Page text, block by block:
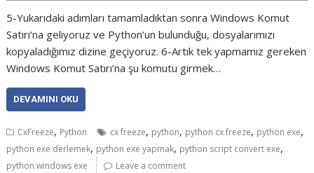
5-Yukarıdaki adımları tamamladıktan sonra Windows Komut
Satırı‘na geliyoruz ve Python‘un bulunduğu, dosyalarımızı
kopyaladığımız dizine geçiyoruz. 6-Artık tek yapmamız gereken
Windows Komut Satırı‘na şu komutu girmek…
DEVAMINI OKU
CxFreeze, Python cx freeze, python, python cx freeze, python exe,
python exe derlemek, python exe yapmak, python script convert exe,
python windows exe Leave a comment